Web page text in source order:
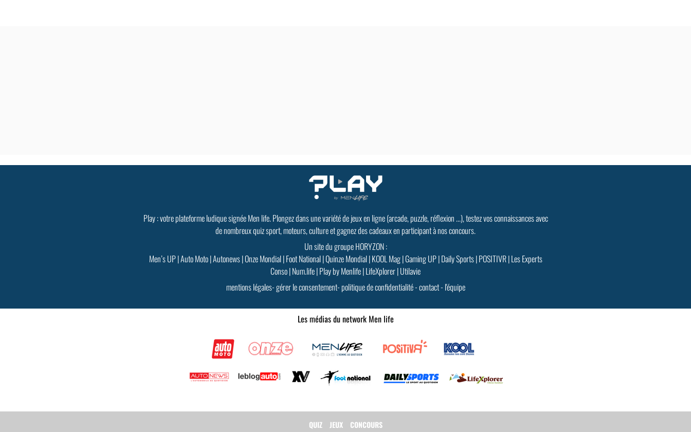
Play : votre plateforme ludique signée Men life. Plongez dans une variété de jeux en ligne (arcade, puzzle, réflexion ...), testez vos connaissances avec
de nombreux quiz sport, moteurs, culture et gagnez des cadeaux en participant à nos concours.
Un site du groupe HORYZON :
Men’s UP|Auto Moto|Autonews|Onze Mondial|Foot National|Quinze Mondial|KOOL Mag|Gaming UP|Daily Sports|POSITIVR|Les Experts
Conso|Num.life|Play by Menlife|LifeXplorer|Utilavie
mentions légales-gérer le consentement-politique de confidentialité-contact- l'équipe
Les médias du network Men life
QUIZ JEUX CONCOURS